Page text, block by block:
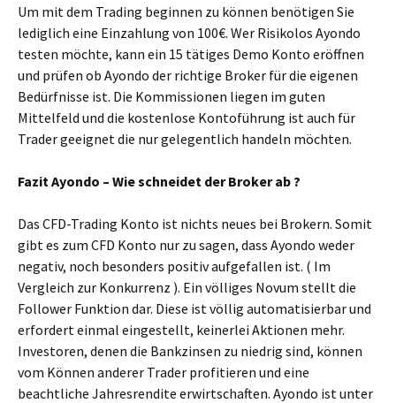
Um mit dem Trading beginnen zu können benötigen Sie
lediglich eine Einzahlung von 100€. Wer Risikolos Ayondo
testen möchte, kann ein 15 tätiges Demo Konto eröffnen
und prüfen ob Ayondo der richtige Broker für die eigenen
Bedürfnisse ist. Die Kommissionen liegen im guten
Mittelfeld und die kostenlose Kontoführung ist auch für
Trader geeignet die nur gelegentlich handeln möchten.
Fazit Ayondo – Wie schneidet der Broker ab ?
Das CFD-Trading Konto ist nichts neues bei Brokern. Somit
gibt es zum CFD Konto nur zu sagen, dass Ayondo weder
negativ, noch besonders positiv aufgefallen ist. ( Im
Vergleich zur Konkurrenz ). Ein völliges Novum stellt die
Follower Funktion dar. Diese ist völlig automatisierbar und
erfordert einmal eingestellt, keinerlei Aktionen mehr.
Investoren, denen die Bankzinsen zu niedrig sind, können
vom Können anderer Trader profitieren und eine
beachtliche Jahresrendite erwirtschaften. Ayondo ist unter